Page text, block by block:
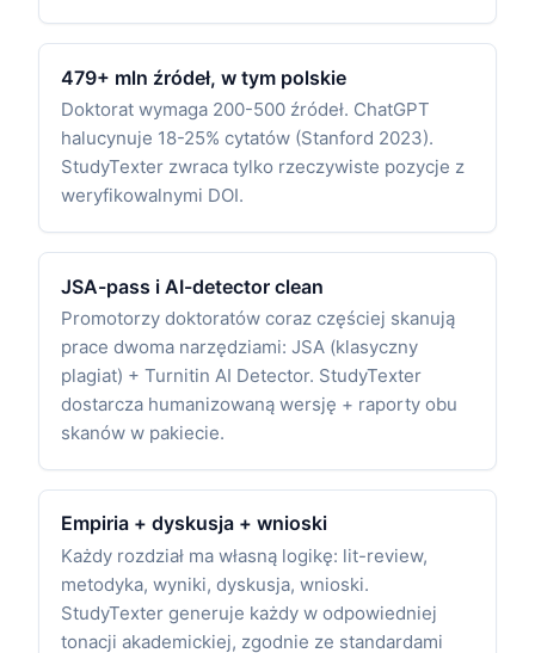
479+ mln źródeł, w tym polskie
Doktorat wymaga 200-500 źródeł. ChatGPT
halucynuje 18-25% cytatów (Stanford 2023).
StudyTexter zwraca tylko rzeczywiste pozycje z
weryfikowalnymi DOI.
JSA-pass i AI-detector clean
Promotorzy doktoratów coraz częściej skanują
prace dwoma narzędziami: JSA (klasyczny
plagiat) + Turnitin AI Detector. StudyTexter
dostarcza humanizowaną wersję + raporty obu
skanów w pakiecie.
Empiria + dyskusja + wnioski
Każdy rozdział ma własną logikę: lit-review,
metodyka, wyniki, dyskusja, wnioski.
StudyTexter generuje każdy w odpowiedniej
tonacji akademickiej, zgodnie ze standardami